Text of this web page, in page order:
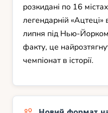
розкидані по 16
легендарній
липня під Нью-
факту, це
чемпіонат в історії.